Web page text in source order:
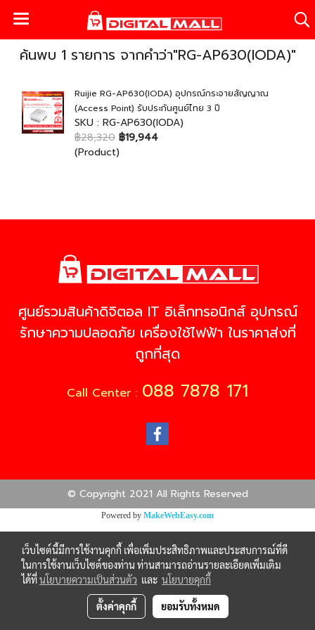
ค้นพบ 1 รายการ จากคำว่า"RG-AP630(IODA)"
Ruijie RG-AP630(IODA) อุปกรณ์กระจายสัญญาณ
(Access Point) รับประกันศูนย์ไทย 3 ปี
SKU : RG-AP630(IODA)
฿28,320 ฿19,944
(Product)
ศูนย์รวมสินค้าดิจิตอล IT อิเล็กทรอนิกส์ อุปกรณ์
รักษาความปลอดภัย เครื่องใช้ไฟฟ้า ในราคาส่งที่
ถูกที่สุด
Call Center : 088 7878 171
© Copyright 2021 All Rights Reserved
Powered by MakeWebEasy.com
เว็บไซต์นี้มีการใช้งานคุกกี้ เพื่อเพิ่มประสิทธิภาพและประสบการณ์ที่ดี
ในการใช้งานเว็บไซต์ของท่าน ท่านสามารถอ่านรายละเอียดเพิ่มเติม
ได้ที่นโยบายความเป็นส่วนตัว และ นโยบายคุกกี้
ตั้งค่าคุกกี้ ยอมรับทั้งหมด